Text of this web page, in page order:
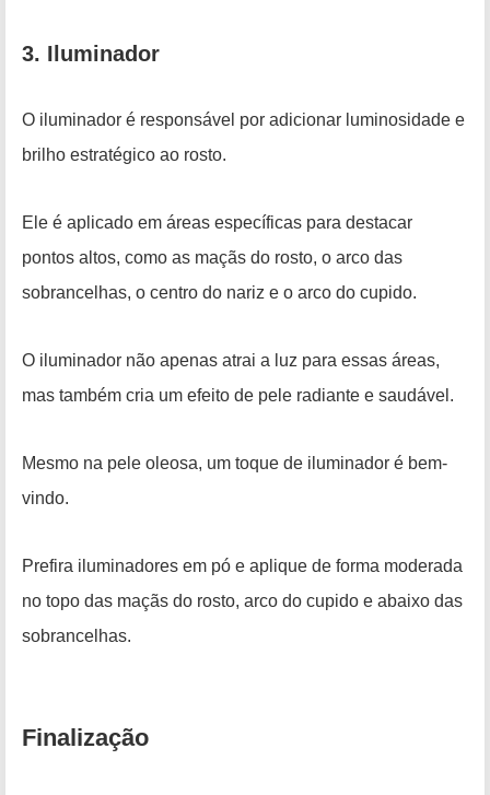
3. Iluminador
O iluminador é responsável por adicionar luminosidade e
brilho estratégico ao rosto.
Ele é aplicado em áreas específicas para destacar
pontos altos, como as maçãs do rosto, o arco das
sobrancelhas, o centro do nariz e o arco do cupido.
O iluminador não apenas atrai a luz para essas áreas,
mas também cria um efeito de pele radiante e saudável.
Mesmo na pele oleosa, um toque de iluminador é bem-
vindo.
Prefira iluminadores em pó e aplique de forma moderada
no topo das maçãs do rosto, arco do cupido e abaixo das
sobrancelhas.
Finalização